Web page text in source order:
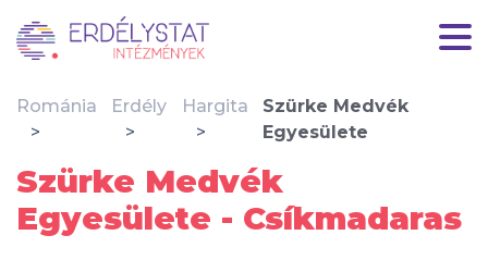
Románia Erdély Hargita
Szürke Medvék
Egyesülete
Szürke Medvék
Egyesülete - Csíkmadaras